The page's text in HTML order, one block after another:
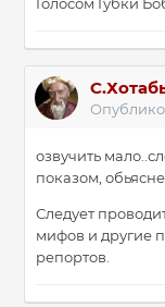
озвучить
показом,
Следует
мифов и другие
репортов.